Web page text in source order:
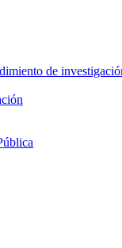
de